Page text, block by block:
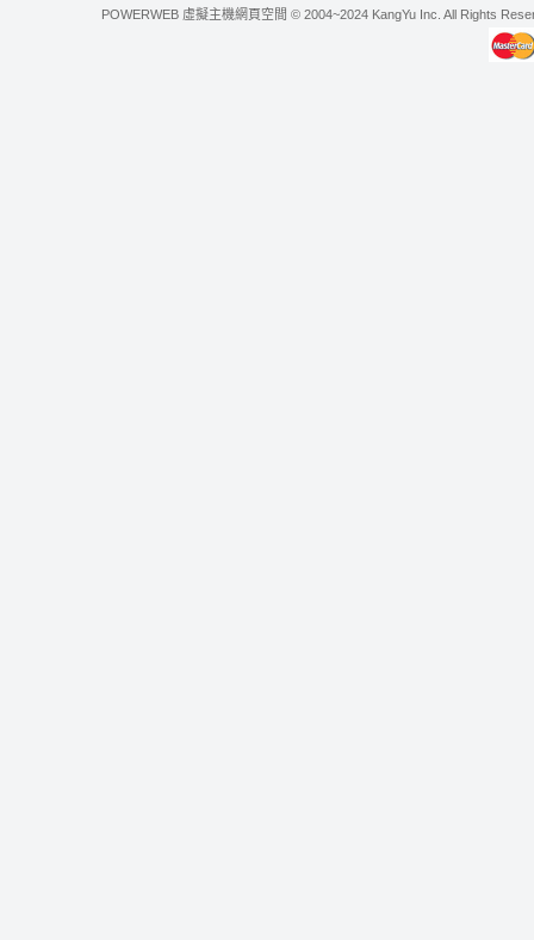
POWERWEB 虛擬主機網頁空間 © 2004~2024 KangYu Inc. All Rights